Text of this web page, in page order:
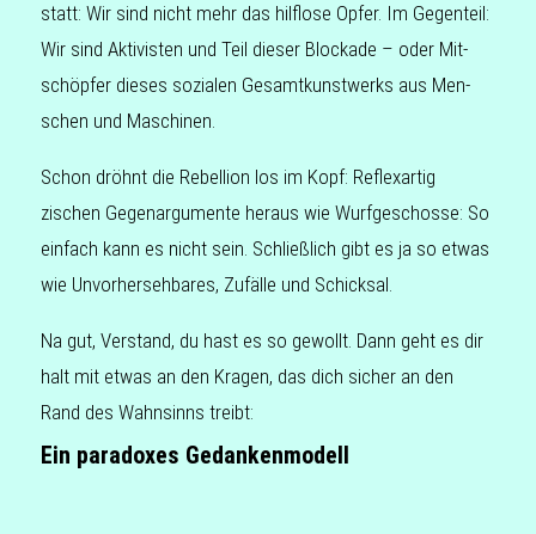
statt: Wir sind nicht mehr das hilf­lo­se Opfer. Im Gegen­teil:
Wir sind Akti­vis­ten und Teil dieser Blo­cka­de – oder Mit­
schöp­fer dieses sozia­len Gesamt­kunst­werks aus Men­
schen und Maschinen.
Schon dröhnt die Rebel­li­on los im Kopf: Reflex­ar­tig
zischen Gegen­ar­gu­men­te heraus wie Wurf­ge­schos­se: So
ein­fach kann es nicht sein. Schließ­lich gibt es ja so etwas
wie Unvor­her­seh­ba­res, Zufäl­le und Schicksal.
Na gut, Ver­stand, du hast es so gewollt. Dann geht es dir
halt mit etwas an den Kragen, das dich sicher an den
Rand des Wahn­sinns treibt:
Ein paradoxes Gedankenmodell